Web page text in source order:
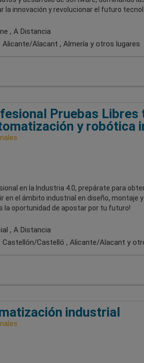
la innovación y revolucionar el futuro
, A Distancia
Alicante/Alacant , Almería y otros lugares
Pruebas Libres
y robótica
en la Industria 4.0, prepárate para
en el ámbito industrial en diseño, montaje y
la oportunidad de apostar por tu futuro!
, A Distancia
Castellón/Castelló , Alicante/Alacant y
industrial